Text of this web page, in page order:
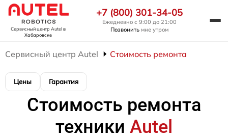
Сервисный центр Autelв
Хабаровске
+7 (800) 301-34-05
Ежедневно с 9:00 до 21:00
Позвонить мне утром
Сервисный центр Autel Стоимость ремонта
Цены Гарантия
Стоимость ремонта
техники Autel